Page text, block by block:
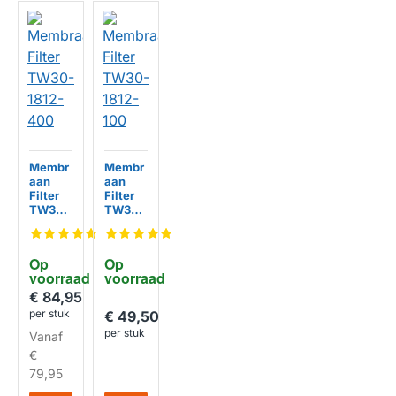
Op
voorraad
Membr
aan
Filter
TW30-
400
€ 84,95
per stuk
Vanaf
€
79,95
Op
voorraad
Membr
aan
Filter
TW30-
100
€ 49,50
per stuk